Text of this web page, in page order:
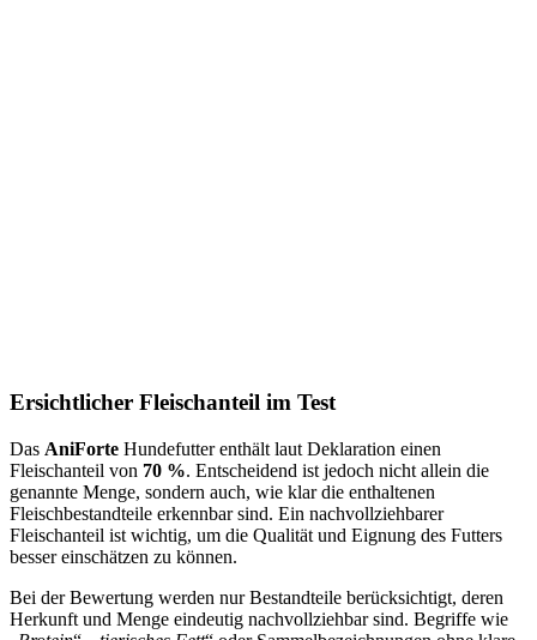
Ersichtlicher Fleischanteil im Test
Das AniForte Hundefutter enthält laut Deklaration einen
Fleischanteil von 70 %. Entscheidend ist jedoch nicht allein die
genannte Menge, sondern auch, wie klar die enthaltenen
Fleischbestandteile erkennbar sind. Ein nachvollziehbarer
Fleischanteil ist wichtig, um die Qualität und Eignung des Futters
besser einschätzen zu können.
Bei der Bewertung werden nur Bestandteile berücksichtigt, deren
Herkunft und Menge eindeutig nachvollziehbar sind. Begriffe wie